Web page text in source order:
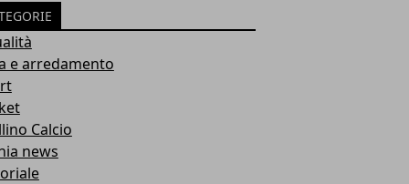
e arredamento
Calcio
news